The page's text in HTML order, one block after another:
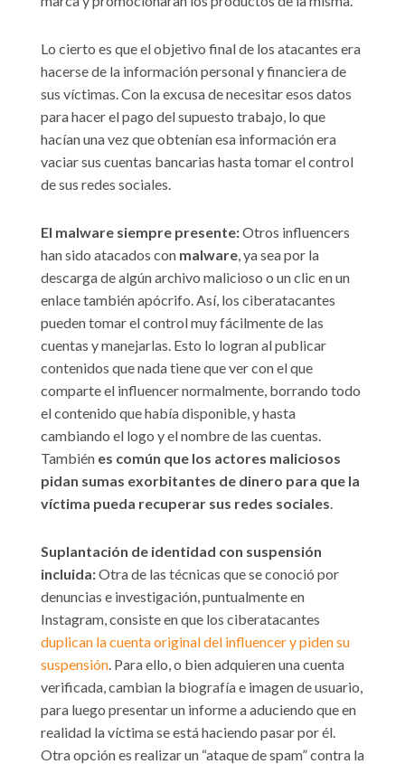
Lo cierto es que el objetivo final de los atacantes era
hacerse de la información personal y financiera de
sus víctimas. Con la excusa de necesitar esos datos
para hacer el pago del supuesto trabajo, lo que
hacían una vez que obtenían esa información era
vaciar sus cuentas bancarias hasta tomar el control
de sus redes sociales.
El malware siempre presente:Otros influencers
han sido atacados con malware, ya sea por la
descarga de algún archivo malicioso o un clic en un
enlace también apócrifo. Así, los ciberatacantes
pueden tomar el control muy fácilmente de las
cuentas y manejarlas. Esto lo logran al publicar
contenidos que nada tiene que ver con el que
comparte el influencer normalmente, borrando todo
el contenido que había disponible, y hasta
cambiando el logo y el nombre de las cuentas.
También es común que los actores maliciosos
pidan sumas exorbitantes de dinero para que la
víctima pueda recuperar sus redes sociales.
Suplantación de identidad con suspensión
incluida:Otra de las técnicas que se conoció por
denuncias e investigación, puntualmente en
Instagram, consiste en que los ciberatacantes
duplican la cuenta original del influencer y piden su
suspensión. Para ello, o bien adquieren una cuenta
verificada, cambian la biografía e imagen de usuario,
para luego presentar un informe a aduciendo que en
realidad la víctima se está haciendo pasar por él.
Otra opción es realizar un “ataque de spam” contra la